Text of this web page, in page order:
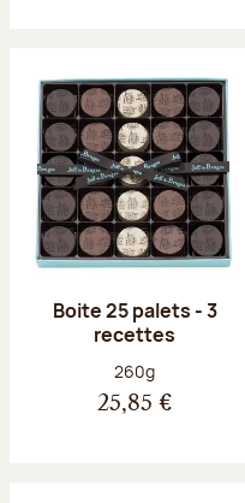
Boite 25 palets - 3
recettes
Poids net :
260g
25,85 €